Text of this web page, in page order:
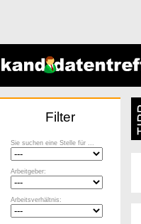
Filter
Sie suchen eine Stelle für ...
Arbeitgeber:
Arbeitsverhältnis: